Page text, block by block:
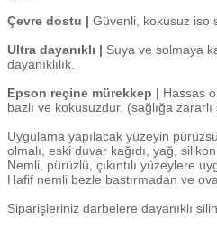
Çevre dostu | Güvenli, kokusuz iso
Ultra dayanıklı | Suya ve solmaya
dayanıklılık.
Epson reçine mürekkep | Hassas
bazlı ve kokusuzdur. (sağlığa
Uygulama yapılacak yüzeyin
olmalı, eski duvar kağıdı, yağ,
Nemli, pürüzlü, çıkıntılı yüzeylere
Hafif nemli bezle bastırmadan ve
Siparişleriniz darbelere dayanıklı